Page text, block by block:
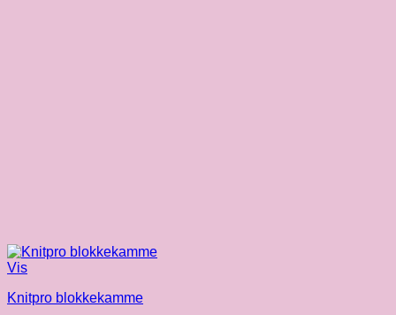
Vis
Knitpro blokkekamme